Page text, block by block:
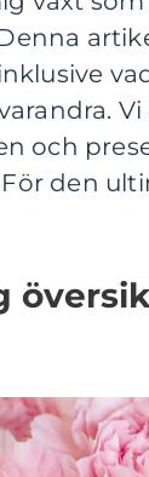
och
den